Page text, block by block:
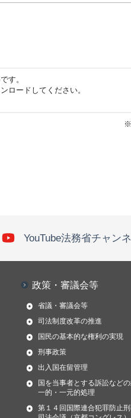
す。
ロードしてください。
※
YouTube法務省チャン
政策・審議会等
省議・審議会等
司法制度改革の推進
国民の基本的な権利の実現
刑事政策
出入国在留管理
国を当事者とする訴訟などの
一的・一元的処理
第１４回国際連合犯罪防止